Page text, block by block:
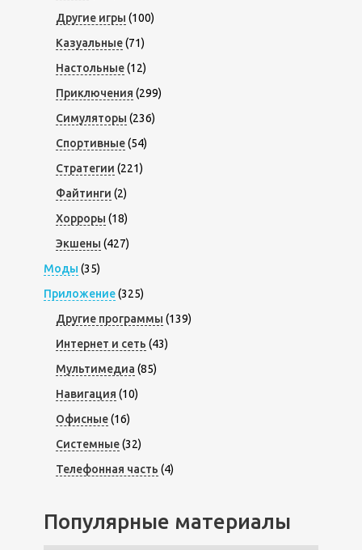
Другие игры (100)
Казуальные(71)
Настольные(12)
Приключения (299)
Симуляторы (236)
Спортивные(54)
Стратегии (221)
Файтинги (2)
Хорроры (18)
Экшены (427)
Моды (35)
Приложение(325)
Другие программы (139)
Интернет и сеть (43)
Мультимедиа (85)
Навигация (10)
Офисные(16)
Системные(32)
Телефонная часть (4)
Популярные материалы